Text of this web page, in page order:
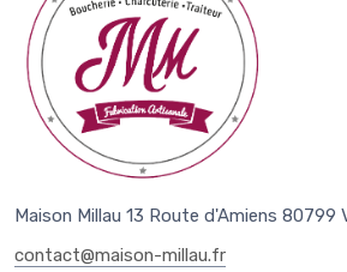
Maison Millau 13 Route d'Amiens 80799
contact@maison-millau.fr